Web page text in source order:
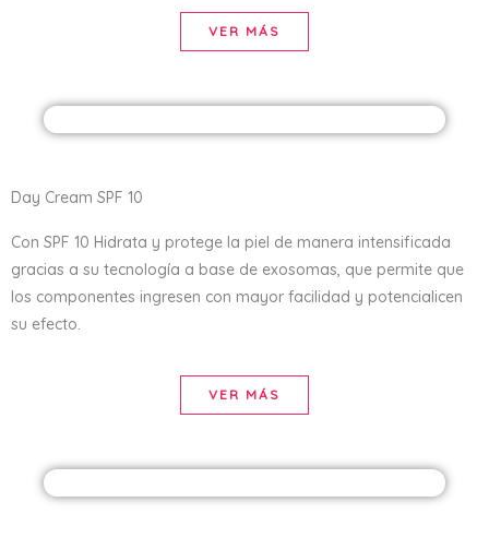
VER MÁS
Day Cream SPF 10
Con SPF 10 Hidrata y protege la piel de manera intensificada
gracias a su tecnología a base de exosomas, que permite que
los componentes ingresen con mayor facilidad y potencialicen
su efecto.
VER MÁS